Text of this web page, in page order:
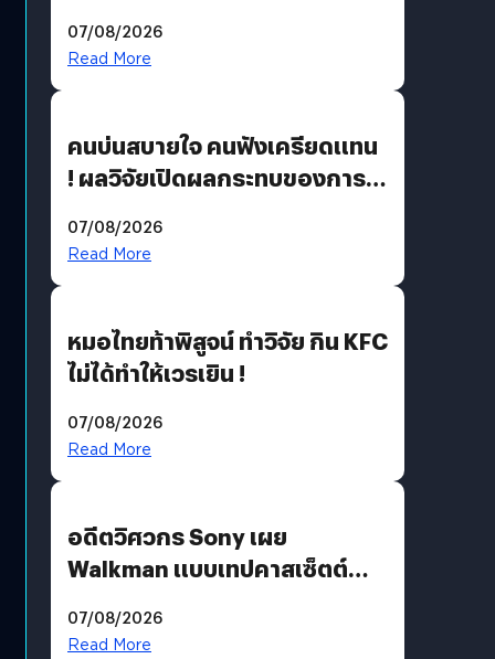
07/08/2026
Read More
คนบ่นสบายใจ คนฟังเครียดแทน
! ผลวิจัยเปิดผลกระทบของการ
07/08/2026
Read More
หมอไทยท้าพิสูจน์ ทำวิจัย กิน KFC
ไม่ได้ทำให้เวรเยิน !
07/08/2026
Read More
อดีตวิศวกร Sony เผย
Walkman แบบเทปคาสเซ็ตต์
07/08/2026
Read More